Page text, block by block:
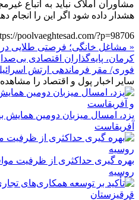
مشاوران املاک نباید به اتباع
هشدار داده شود اگر این را انجام
poolvaeghtesad.com/?p=98706
« مشاغل خانگی؛ فرصتی طلایی
کرمان، پایه‌گذاران اقتصادی بی‌صدا
فوری/ مقر فرماندهی ارتش
سایر اخبار پول و اقتصاد را
یزد، امسال میزبان دومین همایش
آفریقاست
بهره گیری حداکثری از ظرفیت
روسیه